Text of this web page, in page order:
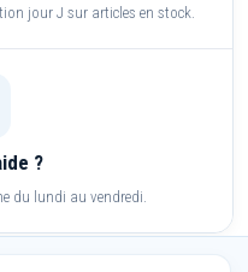
jour J sur articles en stock.
?
du lundi au vendredi.